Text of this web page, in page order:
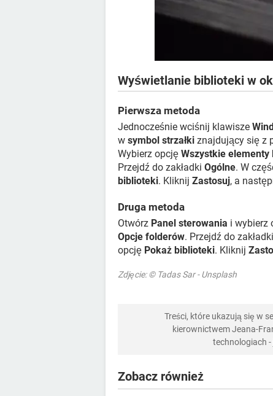
Wyświetlanie biblioteki w
Pierwsza metoda
Jednocześnie wciśnij klawisze
w symbol strzałki znajdujący się z
Wybierz opcję Wszystkie elementy
Przejdź do zakładki Ogólne. W
biblioteki. Kliknij Zastosuj, a
Druga metoda
Otwórz Panel sterowania i wybierz
Opcje folderów. Przejdź do zakładki
opcję Pokaż biblioteki. Kliknij
Zdjęcie: © Tadas Sar - Unsplash
Treści, które ukazują się w
kierownictwem Jeana-
technologiach
Zobacz również